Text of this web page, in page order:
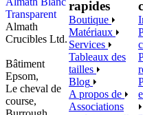
Almath
Crucibles Ltd.
Bâtiment
Epsom,
Le cheval de
course,
rapides
Boutique
Matériaux
Services
Tableaux des
tailles
Blog
A propos de
Associations